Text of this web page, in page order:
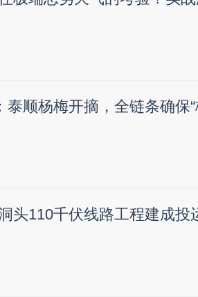
泰顺杨梅开摘，全链条确保“
头110千伏线路工程建成投